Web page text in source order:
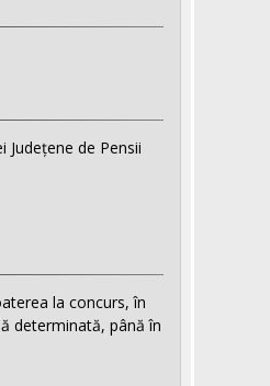
Județene de Pensii
la concurs, în
determinată, până în